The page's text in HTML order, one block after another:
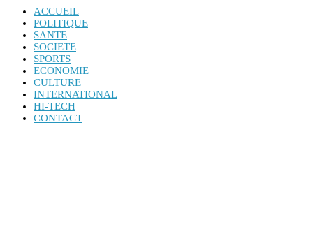
ACCUEIL
POLITIQUE
SANTE
SOCIETE
SPORTS
ECONOMIE
CULTURE
INTERNATIONAL
HI-TECH
CONTACT